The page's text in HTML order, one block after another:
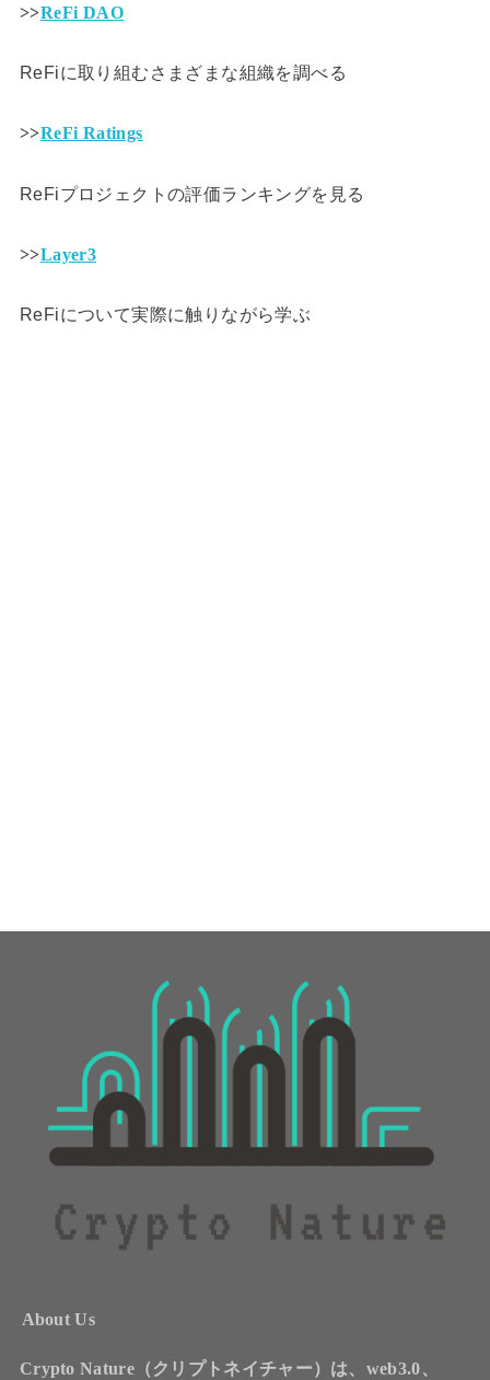
>>ReFi DAO
ReFiに取り組むさまざまな組織を調べる
>>ReFi Ratings
ReFiプロジェクトの評価ランキングを見る
>>Layer3
ReFiについて実際に触りながら学ぶ
About Us
Crypto Nature（クリプトネイチャー）は、web3.0、